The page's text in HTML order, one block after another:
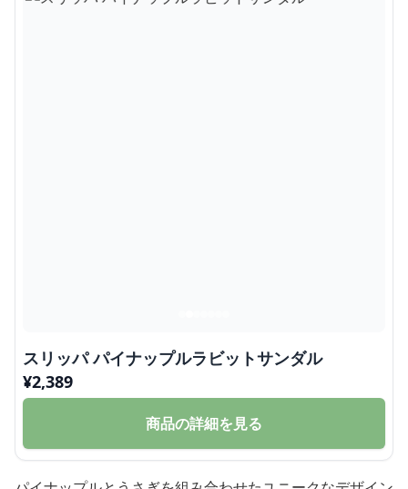
スリッパ パイナップルラビットサンダル
¥2,389
商品の詳細を見る